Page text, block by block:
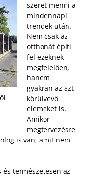
szeret menni a
mindennapi
trendek után.
Nem csak az
otthonát építi
fel ezeknek
megfelelően,
hanem
gyakran az azt
körülvevő
elemeket is.
Amikor
megtervezésre
is van, amit nem
természetesen az